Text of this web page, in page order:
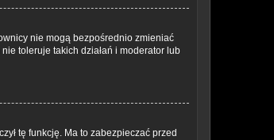
nie mogą bezpośrednio zmieniać
toleruje takich działań i moderator lub
tę funkcję. Ma to zabezpieczać przed